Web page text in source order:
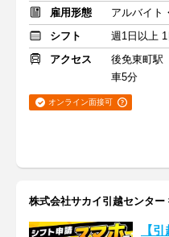
雇用形態
アルバイト
シフト
週1日以上
アクセス
後免東町駅
車5分
オンライン面接可
株式会社サカイ引越センター
【